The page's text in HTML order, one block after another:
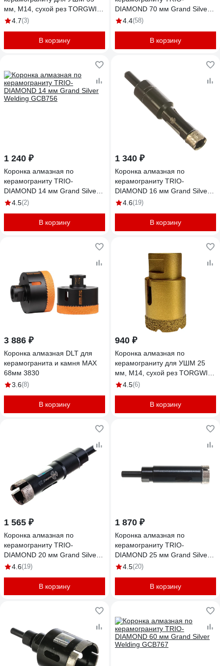
мм, М14, сухой рез TORGWIN
T465353
4.7(3)
В корзину
DIAMOND 70 мм Grand Silver
Welding GCB769
4.4(58)
В корзину
1 240 ₽
Коронка алмазная по
керамограниту TRIO-
DIAMOND 14 мм Grand Silver
Welding GCB756
4.5(2)
В корзину
1 340 ₽
Коронка алмазная по
керамограниту TRIO-
DIAMOND 16 мм Grand Silver
Welding GCB757
4.6(19)
В корзину
3 886 ₽
Коронка алмазная DLT для
керамогранита и камня MAX
68мм 3830
3.6(8)
В корзину
940 ₽
Коронка алмазная по
керамограниту для УШМ 25
мм, М14, сухой рез TORGWIN
T810686
4.5(6)
В корзину
1 565 ₽
Коронка алмазная по
керамограниту TRIO-
DIAMOND 20 мм Grand Silver
Welding GCB761
4.6(19)
В корзину
1 870 ₽
Коронка алмазная по
керамограниту TRIO-
DIAMOND 25 мм Grand Silver
Welding GCB762
4.5(20)
В корзину